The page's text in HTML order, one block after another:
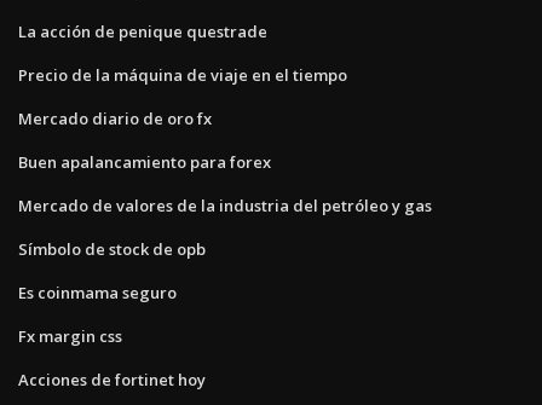
La acción de penique questrade
Precio de la máquina de viaje en el tiempo
Mercado diario de oro fx
Buen apalancamiento para forex
Mercado de valores de la industria del petróleo y gas
Símbolo de stock de opb
Es coinmama seguro
Fx margin css
Acciones de fortinet hoy